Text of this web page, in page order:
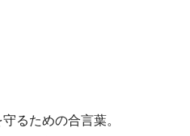
るための合言葉。